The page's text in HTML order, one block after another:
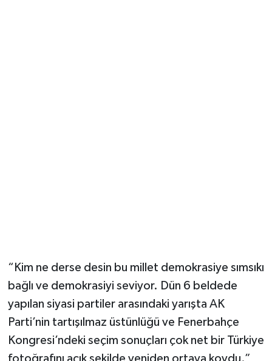
“Kim ne derse desin bu millet demokrasiye sımsıkı
bağlı ve demokrasiyi seviyor. Dün 6 beldede
yapılan siyasi partiler arasındaki yarışta AK
Parti’nin tartışılmaz üstünlüğü ve Fenerbahçe
Kongresi’ndeki seçim sonuçları çok net bir Türkiye